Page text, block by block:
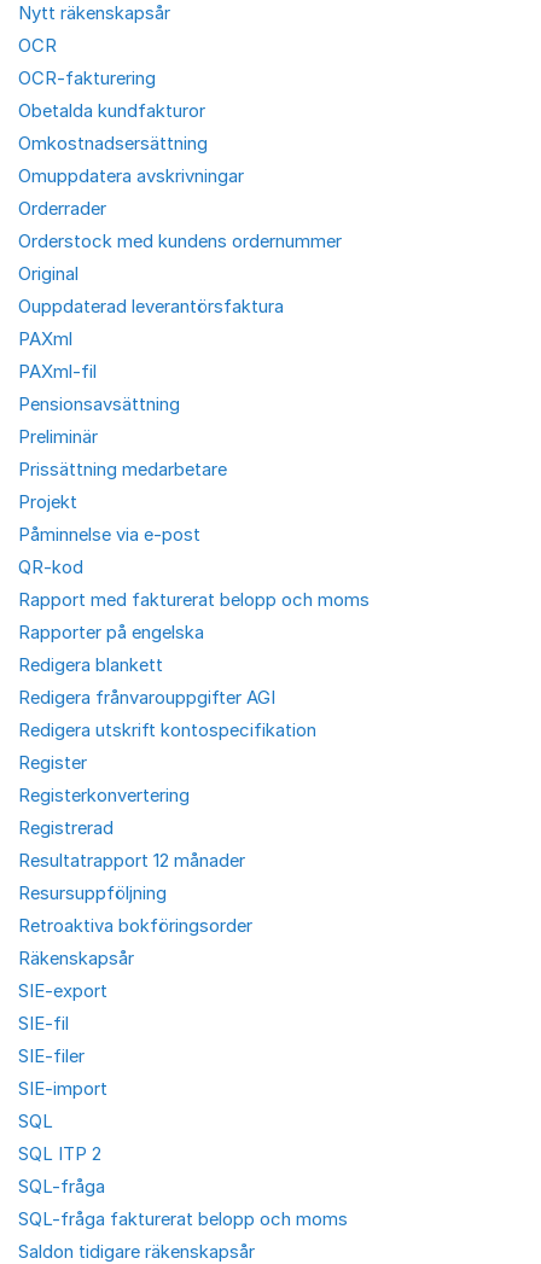
Nytt räkenskapsår
OCR
OCR-fakturering
Obetalda kundfakturor
Omkostnadsersättning
Omuppdatera avskrivningar
Orderrader
Orderstock med kundens ordernummer
Original
Ouppdaterad leverantörsfaktura
PAXml
PAXml-fil
Pensionsavsättning
Preliminär
Prissättning medarbetare
Projekt
Påminnelse via e-post
QR-kod
Rapport med fakturerat belopp och moms
Rapporter på engelska
Redigera blankett
Redigera frånvarouppgifter AGI
Redigera utskrift kontospecifikation
Register
Registerkonvertering
Registrerad
Resultatrapport 12 månader
Resursuppföljning
Retroaktiva bokföringsorder
Räkenskapsår
SIE-export
SIE-fil
SIE-filer
SIE-import
SQL
SQL ITP 2
SQL-fråga
SQL-fråga fakturerat belopp och moms
Saldon tidigare räkenskapsår